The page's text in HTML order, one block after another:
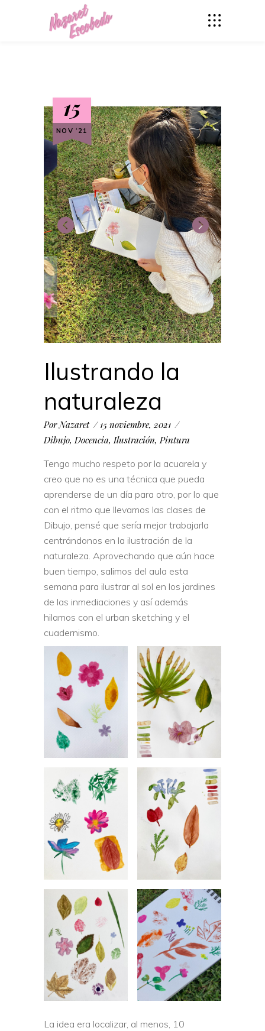
15
NOV ‘21
Ilustrando la
naturaleza
PorNazaret
15 noviembre, 2021
Dibujo,Docencia,Ilustración,Pintura
Tengo mucho respeto por la acuarela y
creo que no es una técnica que pueda
aprenderse de un día para otro, por lo que
con el ritmo que llevamos las clases de
Dibujo, pensé que sería mejor trabajarla
centrándonos en la ilustración de la
naturaleza. Aprovechando que aún hace
buen tiempo, salimos del aula esta
semana para ilustrar al sol en los jardines
de las inmediaciones y así además
hilamos con el urban sketching y el
cuadernismo.
La idea era localizar, al menos, 10